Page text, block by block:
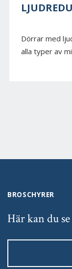
Dörrar med
alla typer av
BROSCHYRER
Här kan du